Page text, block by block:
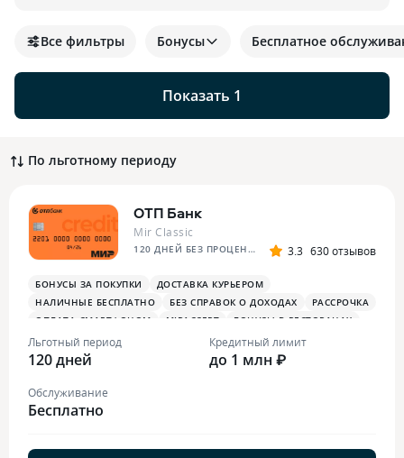
Показать 1
Все фильтры Бонусы Бесплатное
По льготному периоду
ОТП Банк
Mir Classic
120 ДНЕЙ БЕЗ ПРОЦЕНТОВ 3.3 630 отзывов
БОНУСЫ ЗА ПОКУПКИ
ДОСТАВКА КУРЬЕРОМ
НАЛИЧНЫЕ БЕСПЛАТНО
БЕЗ СПРАВОК О ДОХОДАХ
РАССРОЧКА
ОПЛАТА СМАРТФОНОМ
MIRACCEPT БОНУСЫ В РЕСТОРАНАХ
Льготный период
120 дней
Кредитный лимит
до 1 млн ₽
Обслуживание
Бесплатно